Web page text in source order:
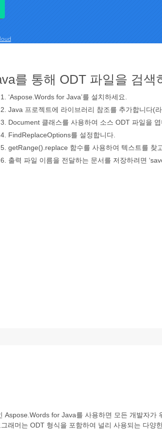
를 통해 ODT 파일을 검색
‘Aspose.Words for Java’를 설치하세요.
Java 프로젝트에 라이브러리 참조를 추가합니다(
Document 클래스를 사용하여 소스 ODT 파일을 엽
FindReplaceOptions를 설정합니다.
getRange().replace 함수를 사용하여 텍스트를 찾
출력 파일 이름을 전달하는 문서를 저장하려면
for Java를 사용하면 모든 개발자가
래머는 ODT 형식을 포함하여 널리 사용되는 다양